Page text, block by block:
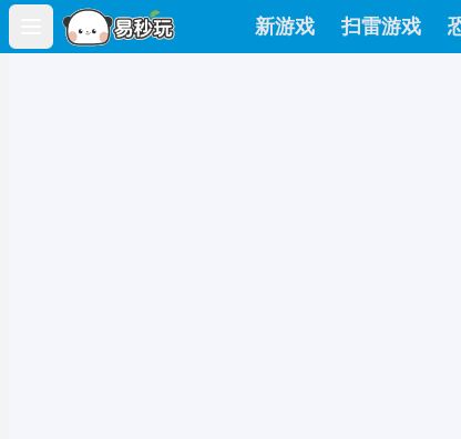
Open main menu
新游戏 扫雷游戏